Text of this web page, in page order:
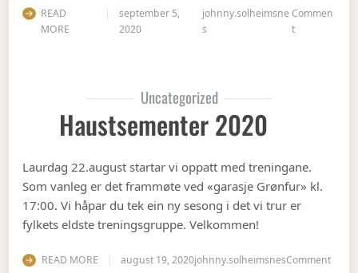
READ
MORE
september 5,
2020
johnny.solheimsne
s
Commen
ton Gubbetur
Uncategorized
Haustsementer 2020
Laurdag 22.august startar vi oppatt med treningane.
Som vanleg er det frammøte ved «garasje Grønfur» kl.
17:00. Vi håpar du tek ein ny sesong i det vi trur er
fylkets eldste treningsgruppe. Velkommen!
READ MORE august 19, 2020johnny.solheimsnesCommenton